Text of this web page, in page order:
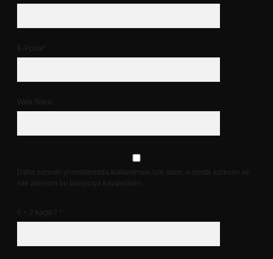
E-Posta*
Web Sitesi
Daha sonraki yorumlarımda kullanılması için adım, e-posta adresim ve
site adresim bu tarayıcıya kaydedilsin.
6 + 2 kaçtır? *